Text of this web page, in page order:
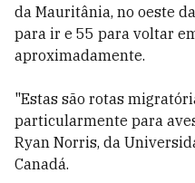
da Mauritânia, no oeste
para ir e 55 para voltar
aproximadamente.
"Estas são rotas
particularmente para
Ryan Norris, da
Canadá.